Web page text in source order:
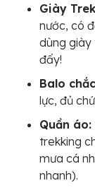
Giày
nước, có
dùng giày
đấy!
Balo
lực, đủ
Quần áo:
trekking
mưa cá
nhanh).